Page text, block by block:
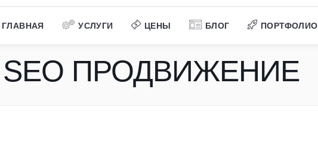
ГЛАВНАЯ УСЛУГИ ЦЕНЫ БЛОГ ПОРТФОЛИО
SEO ПРОДВИЖЕНИЕ